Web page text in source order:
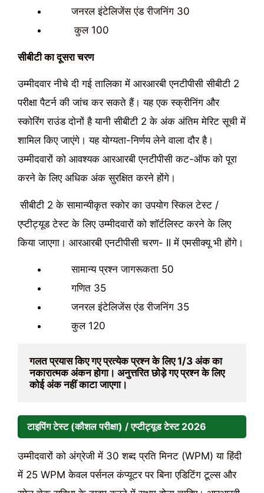
जनरल इंटेलिजेंस एंड रीजनिंग 30
कुल 100
सीबीटी का दूसरा चरण
उम्मीदवार नीचे दी गई तालिका में आरआरबी एनटीपीसी सीबीटी 2
परीक्षा पैटर्न की जांच कर सकते हैं। यह एक स्क्रीनिंग और
स्कोरिंग राउंड दोनों है यानी सीबीटी 2 के अंक अंतिम मेरिट सूची में
शामिल किए जाएंगे। यह योग्यता-निर्णय लेने वाला दौर है।
उम्मीदवारों को आवश्यक आरआरबी एनटीपीसी कट-ऑफ को पूरा
करने के लिए अधिक अंक सुरक्षित करने होंगे।
सीबीटी 2 के सामान्यीकृत स्कोर का उपयोग स्किल टेस्ट /
एप्टीट्यूड टेस्ट के लिए उम्मीदवारों को शॉर्टलिस्ट करने के लिए
किया जाएगा। आरआरबी एनटीपीसी चरण- II में एमसीक्यू भी होंगे।
सामान्य प्रश्न जागरूकता 50
गणित 35
जनरल इंटेलिजेंस एंड रीजनिंग 35
कुल 120
गलत प्रयास किए गए प्रत्येक प्रश्न के लिए 1/3 अंक का
नकारात्मक अंकन होगा। अनुत्तरित छोड़े गए प्रश्न के लिए
कोई अंक नहीं काटा जाएगा।
टाइपिंग टेस्ट (कौशल परीक्षा) / एप्टीट्यूड टेस्ट 2026
उम्मीदवारों को अंग्रेजी में 30 शब्द प्रति मिनट (WPM) या हिंदी
में 25 WPM केवल पर्सनल कंप्यूटर पर बिना एडिटिंग टूल्स और